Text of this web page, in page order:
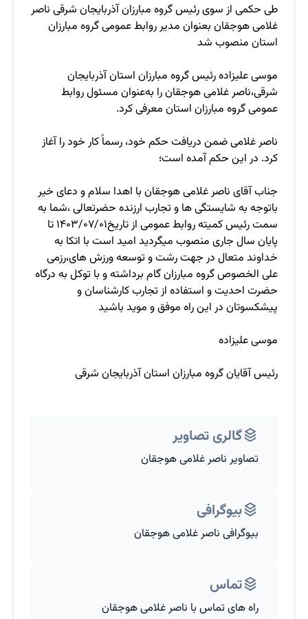
طی حکمی از سوی رئیس گروه مبارزان آذربایجان شرقی ناصر
غلامی هوجقان بعنوان مدیر روابط عمومی گروه مبارزان
استان منصوب شد
موسی علیزاده رئیس گروه مبارزان استان آذربایجان
شرقی،ناصر غلامی هوجقان را به‌عنوان مسئول روابط
عمومی گروه مبارزان استان معرفی کرد.
ناصر غلامی ضمن دریافت حکم خود، رسماً کار خود را آغاز
کرد. در این حکم آمده است؛
جناب آقای ناصر غلامی هوجقان با اهدا سلام و دعای خیر
باتوجه به شایستگی ها و تجارب ارزنده حضرتعالی ،شما به
سمت رئیس کمیته روابط عمومی از تاریخ۱۴۰۳/۰۷/۰۱ تا
پایان سال جاری منصوب میگردید امید است با اتکا به
خداوند متعال در جهت رشت و توسعه ورزش های،رزمی
علی الخصوص گروه مبارزان گام برداشته و با توکل به درگاه
حضرت احدیت و استفاده از تجارب کارشناسان و
پیشکسوتان در این راه موفق و موید باشید
موسی علیزاده
رئیس آقایان گروه مبارزان استان آذربایجان شرقی
گالری تصاویر
تصاویر ناصر غلامی هوجقان
بیوگرافی
بیوگرافی ناصر غلامی هوجقان
تماس
راه های تماس با ناصر غلامی هوجقان